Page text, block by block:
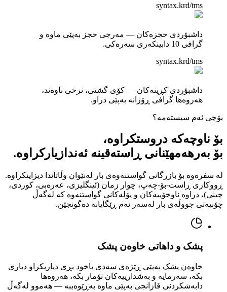
syntax.krd/tms
داشبۆردی حجزەکان — مەرجی حجز بەپێی ماوە و
گرافی 10 دابینکەری سەرەکی.
syntax.krd/tms
داشبۆردی کڕینەکان — کۆی گشتی، نرخی ناوەند،
هەروەها گرافی ڕۆژانە بەپێی دراو.
بۆچی ئەم سیستەمە؟
بۆ ناوچەکە دروستکراوە،
بۆ بەرهەمهێنانی ڕاستەقینە ئەندازیارکراوە.
لە سفرەوە بۆ بازرگانی گواستنەوەی بار لەنێوان وڵاتاندا دیزاینکراوە.
ڕووکاری ڕاست-بۆ-چەپ، چوار زمان (ئینگلیزی، عەرەبی، کوردی،
چینی)، دراوە ناوخۆییەکان و پۆلەکانی گواستنەوە کە لەگەڵ
چۆنیەتی جووڵەی بار لەسەر ئەم ڕێگایانە دەگونجێن.
پشک و داهاتی خاوەن پشک
خاوەن پشک بەپێی ڕێژەی سەدی یاخود بڕی دیاریکراو دیاری
بکە، سەرمایە و بەشدارییەکان تۆمار بکە، هەروەها
دابەشکردنی قازانجی بەپێی ماوە بەڕێوەببە — هەموو لەگەڵ